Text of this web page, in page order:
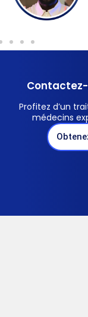
Profitez d’un
médecins